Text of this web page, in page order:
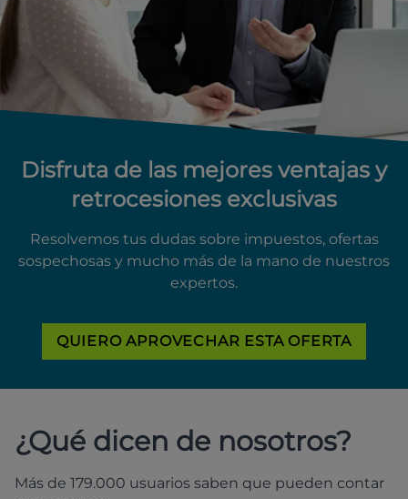
Disfruta de las mejores ventajas y
retrocesiones exclusivas
Resolvemos tus dudas sobre impuestos, ofertas
sospechosas y mucho más de la mano de nuestros
expertos.
QUIERO APROVECHAR ESTA OFERTA
¿Qué dicen de nosotros?
Más de 179.000 usuarios saben que pueden contar